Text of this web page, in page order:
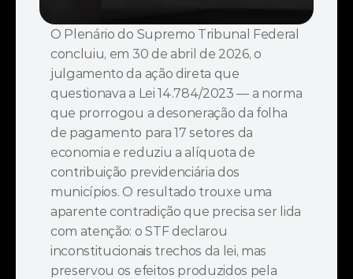
O Plenário do Supremo Tribunal Federal
concluiu, em 30 de abril de 2026, o
julgamento da ação direta que
questionava a Lei 14.784/2023 — a norma
que prorrogou a desoneração da folha
de pagamento para 17 setores da
economia e reduziu a alíquota de
contribuição previdenciária dos
municípios. O resultado trouxe uma
aparente contradição que precisa ser lida
com atenção: o STF declarou
inconstitucionais trechos da lei, mas
preservou os efeitos produzidos pela